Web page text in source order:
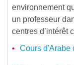
environnement
un professeur
centres d’intérêt
Cours d'Arabe